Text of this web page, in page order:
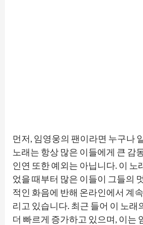
먼저, 임영웅의 팬이라면 누구나
노래는 항상 많은 이들에게 큰 감
인연 또한 예외는 아닙니다. 이 노
었을 때부터 많은 이들이 그들의
적인 화음에 반해 온라인에서 계
리고 있습니다. 최근 들어 이 노래
더 빠르게 증가하고 있으며, 이는